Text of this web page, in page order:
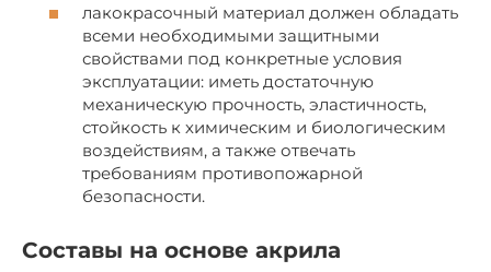
лакокрасочный материал должен обладать
всеми необходимыми защитными
свойствами под конкретные условия
эксплуатации: иметь достаточную
механическую прочность, эластичность,
стойкость к химическим и биологическим
воздействиям, а также отвечать
требованиям противопожарной
безопасности.
Составы на основе акрила